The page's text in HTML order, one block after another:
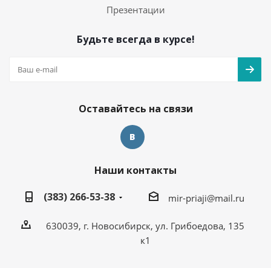
Презентации
Будьте всегда в курсе!
Оставайтесь на связи
Наши контакты
(383) 266-53-38
mir-priaji@mail.ru
630039, г. Новосибирск, ул. Грибоедова, 135
к1